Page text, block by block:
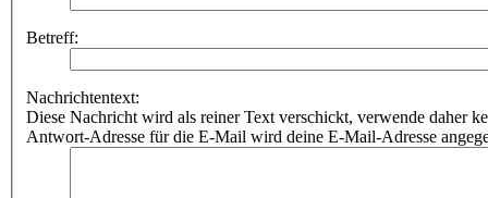
Betreff:
Nachrichtentext:
Diese Nachricht wird als reiner Text verschickt, verwende daher
Antwort-Adresse für die E-Mail wird deine E-Mail-Adresse